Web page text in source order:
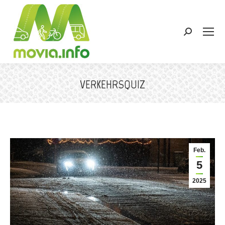
Search:
VERKEHRSQUIZ
Sie befinden sich hier:
Feb.
5
2025